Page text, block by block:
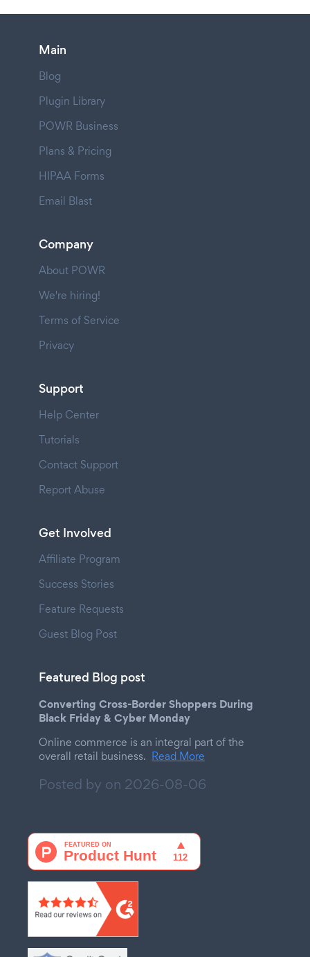
Main
Blog
Plugin Library
POWR Business
Plans & Pricing
HIPAA Forms
Email Blast
Company
About POWR
We're hiring!
Terms of Service
Privacy
Support
Help Center
Tutorials
Contact Support
Report Abuse
Get Involved
Affiliate Program
Success Stories
Feature Requests
Guest Blog Post
Featured Blog post
Converting Cross-Border Shoppers During
Black Friday & Cyber Monday
Online commerce is an integral part of the
overall retail business. Read More
Posted by on 2026-08-06